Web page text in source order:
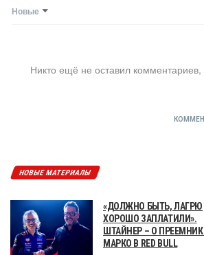
Новые
Никто ещё не оставил комментариев,
НОВЫЕ МАТЕРИАЛЫ
«ДОЛЖНО БЫТЬ, ЛАГРЮ
ХОРОШО ЗАПЛАТИЛИ».
ШТАЙНЕР – О
МАРКО В RED BULL